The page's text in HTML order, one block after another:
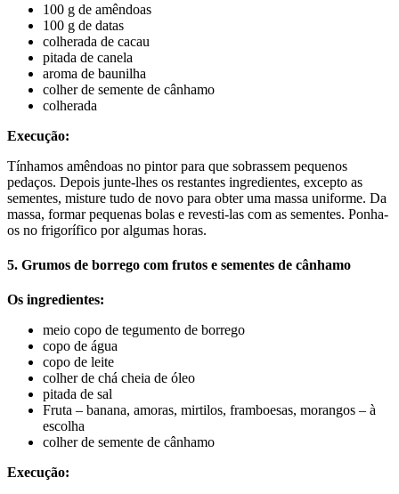
100 g de amêndoas
100 g de datas
colherada de cacau
pitada de canela
aroma de baunilha
colher de semente de cânhamo
colherada
Execução:
Tínhamos amêndoas no pintor para que sobrassem pequenos
pedaços. Depois junte-lhes os restantes ingredientes, excepto as
sementes, misture tudo de novo para obter uma massa uniforme. Da
massa, formar pequenas bolas e revesti-las com as sementes. Ponha-
os no frigorífico por algumas horas.
5. Grumos de borrego com frutos e sementes de cânhamo
Os ingredientes:
meio copo de tegumento de borrego
copo de água
copo de leite
colher de chá cheia de óleo
pitada de sal
Fruta – banana, amoras, mirtilos, framboesas, morangos – à
escolha
colher de semente de cânhamo
Execução: